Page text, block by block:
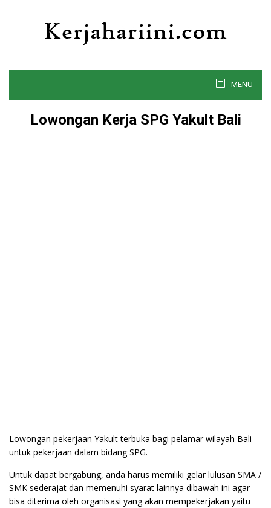
MENU
Lowongan Kerja SPG Yakult Bali
Lowongan pekerjaan Yakult terbuka bagi pelamar wilayah Bali
untuk pekerjaan dalam bidang SPG.
Untuk dapat bergabung, anda harus memiliki gelar lulusan SMA /
SMK sederajat dan memenuhi syarat lainnya dibawah ini agar
bisa diterima oleh organisasi yang akan mempekerjakan yaitu